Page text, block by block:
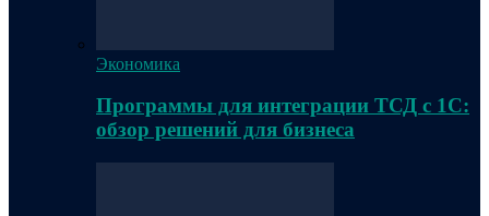
Экономика
Программы для интеграции ТСД с 1С:
обзор решений для бизнеса